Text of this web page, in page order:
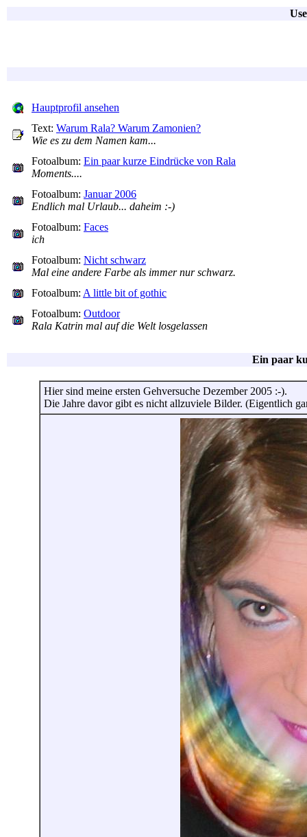
Hauptprofil ansehen
Text: Warum Rala? Warum Zamonien?
Wie es zu dem Namen kam...
Fotoalbum: Ein paar kurze Eindrücke von Rala
Moments....
Fotoalbum: Januar 2006
Endlich mal Urlaub... daheim :-)
Fotoalbum: Faces
ich
Fotoalbum: Nicht schwarz
Mal eine andere Farbe als immer nur schwarz.
Fotoalbum: A little bit of gothic
Fotoalbum: Outdoor
Rala Katrin mal auf die Welt losgelassen
Ein paar
Hier sind meine ersten Gehversuche Dezember 2005 :-).
Die Jahre davor gibt es nicht allzuviele Bilder. (Eigentlich